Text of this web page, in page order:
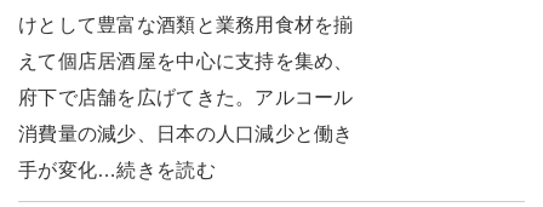
けとして豊富な酒類と業務用食材を揃
えて個店居酒屋を中心に支持を集め、
府下で店舗を広げてきた。アルコール
消費量の減少、日本の人口減少と働き
手が変化…続きを読む